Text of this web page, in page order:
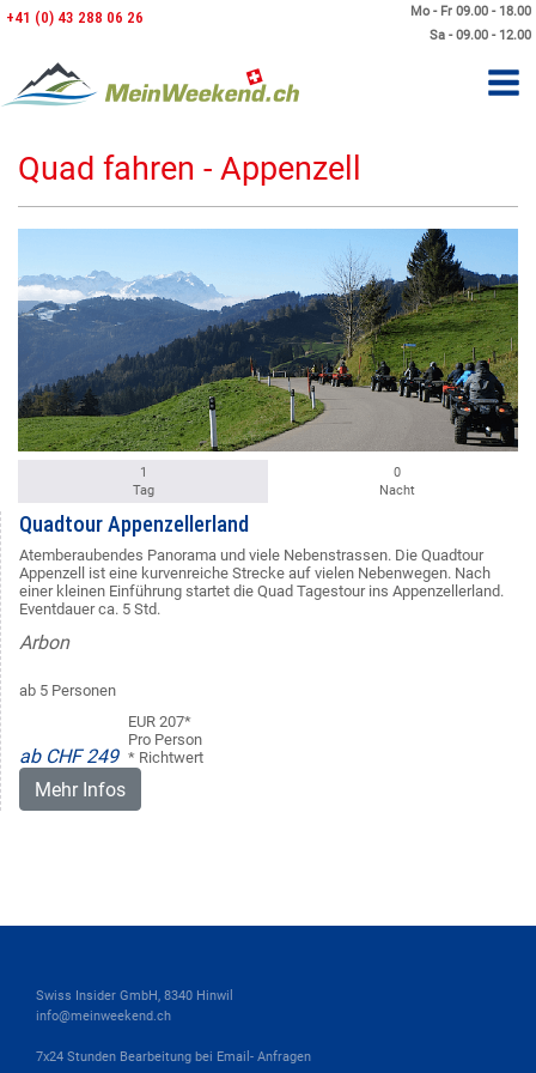
Mo - Fr 09.00 - 18.00
Sa - 09.00 - 12.00
+41 (0) 43 288 06 26
Quad fahren - Appenzell
1
Tag
0
Nacht
Quadtour Appenzellerland
Atemberaubendes Panorama und viele Nebenstrassen. Die Quadtour
Appenzell ist eine kurvenreiche Strecke auf vielen Nebenwegen. Nach
einer kleinen Einführung startet die Quad Tagestour ins Appenzellerland.
Eventdauer ca. 5 Std.
Arbon
ab 5 Personen
ab CHF 249
EUR 207*
Pro Person
* Richtwert
Mehr Infos
Swiss Insider GmbH, 8340 Hinwil
info@meinweekend.ch
7x24 Stunden Bearbeitung bei Email- Anfragen